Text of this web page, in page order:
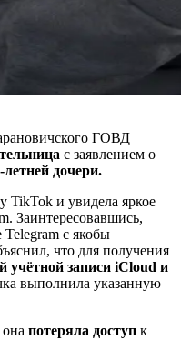
ГОВД
с заявлением о
летней дочери.
TikTok и увидела яркое
Заинтересовавшись,
Telegram с якобы
что для получения
учётной записи iCloud и
выполнила указанную
потеряла доступ к